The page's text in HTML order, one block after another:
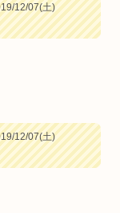
12/07(土)
12/07(土)